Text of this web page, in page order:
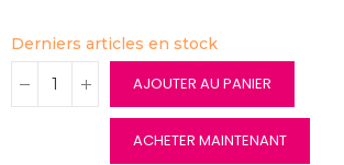
Derniers articles en stock
AJOUTER AU PANIER
ACHETER MAINTENANT